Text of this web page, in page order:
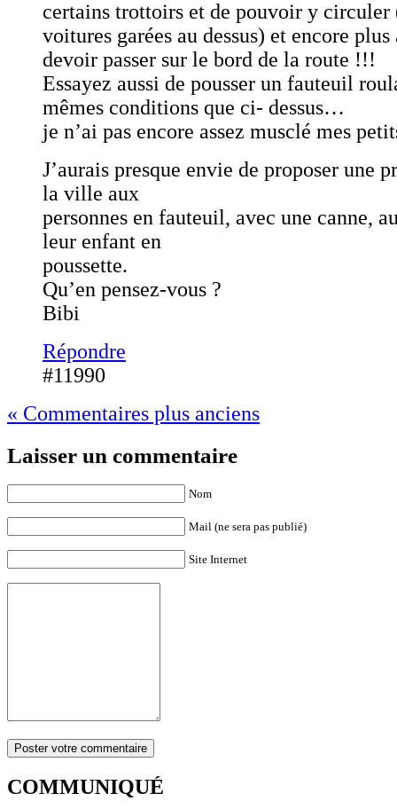
certains trottoirs et de pouvoir y circuler
voitures garées au dessus) et encore plus
devoir passer sur le bord de la route !!!
Essayez aussi de pousser un fauteuil
mêmes conditions que ci- dessus…
je n’ai pas encore assez musclé mes
J’aurais presque envie de proposer une
la ville aux
personnes en fauteuil, avec une canne,
leur enfant en
poussette.
Qu’en pensez-vous ?
Bibi
Répondre
#11990
« Commentaires plus anciens
Laisser un commentaire
Nom
Mail (ne sera pas publié)
Site Internet
COMMUNIQUÉ